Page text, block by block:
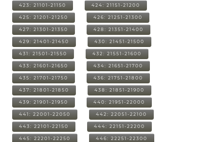
423: 21101-21150 424: 21151-21200
425: 21201-21250 426: 21251-21300
427: 21301-21350 428: 21351-21400
429: 21401-21450 430: 21451-21500
431: 21501-21550 432: 21551-21600
433: 21601-21650 434: 21651-21700
435: 21701-21750 436: 21751-21800
437: 21801-21850 438: 21851-21900
439: 21901-21950 440: 21951-22000
441: 22001-22050 442: 22051-22100
443: 22101-22150 444: 22151-22200
445: 22201-22250 446: 22251-22300